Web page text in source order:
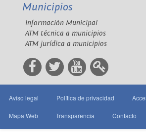
Municipios
Información Municipal
ATM técnica a municipios
ATM jurídica a municipios
Aviso legal Política de privacidad
Mapa Web Transparencia Contacto